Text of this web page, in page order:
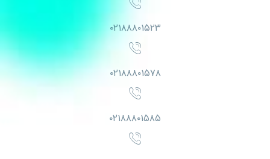
۰۲۱۸۸۸۰۱۵۲۳
۰۲۱۸۸۸۰۱۵۷۸
۰۲۱۸۸۸۰۱۵۸۵